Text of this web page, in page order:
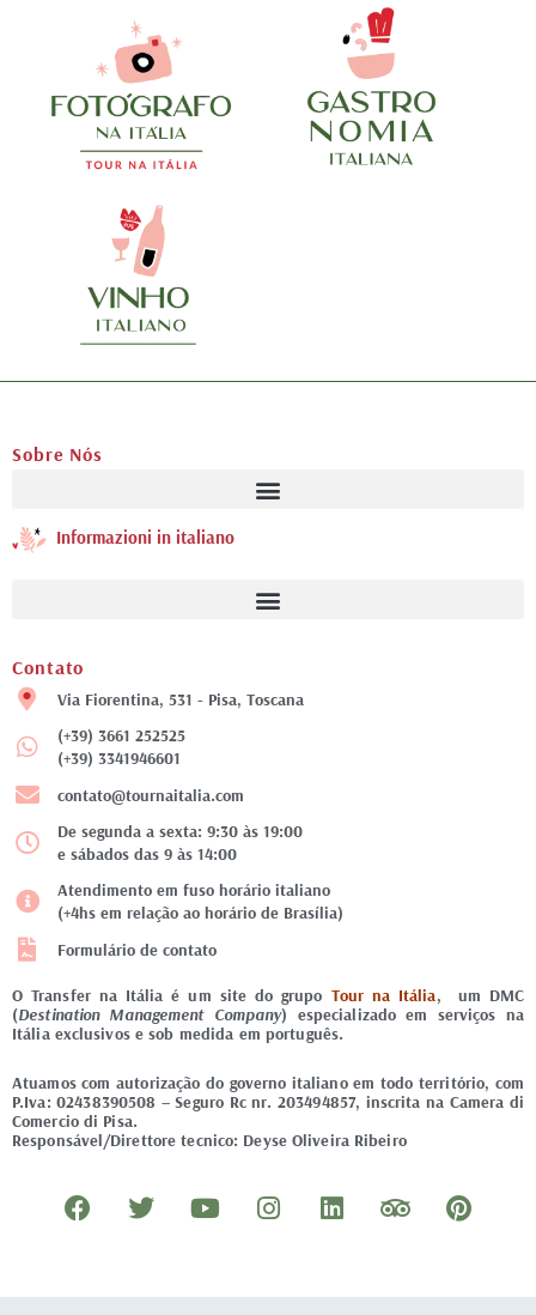
Sobre Nós
Informazioni in italiano
Contato
Via Fiorentina, 531 - Pisa, Toscana
(+39) 3661 252525
(+39) 3341946601
contato@tournaitalia.com
De segunda a sexta: 9:30 às 19:00
e sábados das 9 às 14:00
Atendimento em fuso horário italiano
(+4hs em relação ao horário de Brasília)
Formulário de contato
O Transfer na Itália é um site do grupo Tour na Itália, um DMC
(Destination Management Company) especializado em serviços na
Itália exclusivos e sob medida em português.
Atuamos com autorização do governo italiano em todo território, com
P.Iva: 02438390508 – Seguro Rc nr. 203494857, inscrita na Camera di
Comercio di Pisa.
Responsável/Direttore tecnico: Deyse Oliveira Ribeiro
F
a
e
T
w
t
Y
o
t
I
n
t
L
i
k
T
r
p
P
i
t